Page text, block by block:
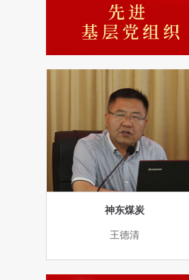
神东煤炭
王德清